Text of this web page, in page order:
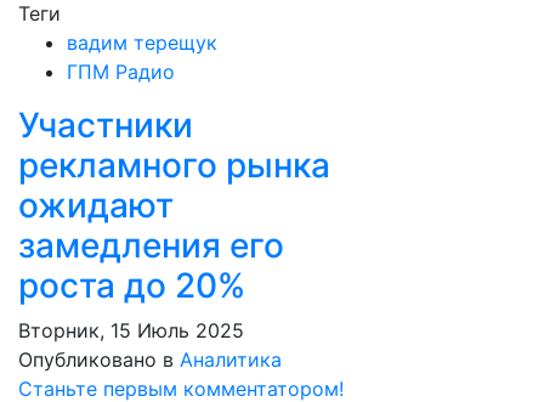
Теги
вадим терещук
ГПМ Радио
Участники
рекламного рынка
ожидают
замедления его
роста до 20%
Вторник, 15 Июль 2025
Опубликовано в Аналитика
Станьте первым комментатором!